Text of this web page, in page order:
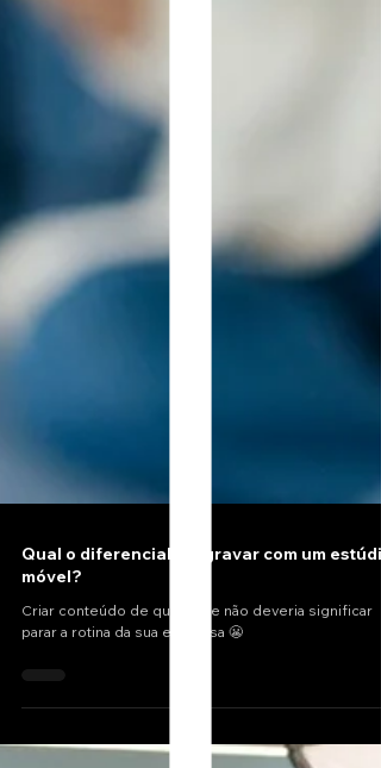
Qual o diferencial em gravar com um estúdio